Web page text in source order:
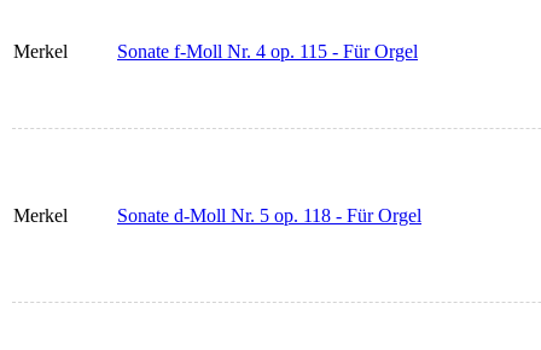
Merkel Sonate f-Moll Nr. 4 op. 115 - Für Orgel
Merkel Sonate d-Moll Nr. 5 op. 118 - Für Orgel